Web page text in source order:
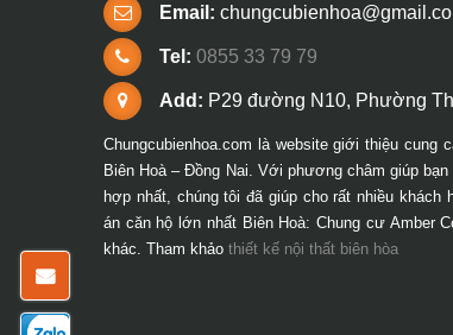
Email:
Tel: 0855 33 79 79
Add: P29 đường N10, Phường
Chungcubienhoa.com là website giới thiệu cung
Biên Hoà – Đồng Nai. Với phương châm giúp
hợp nhất, chúng tôi đã giúp cho rất nhiều
án căn hộ lớn nhất Biên Hoà: Chung cư Amber
khác. Tham khảo thiết kế nội thất biên hòa